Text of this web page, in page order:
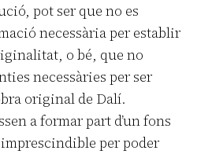
pot ser que no es
necessària per establir
o bé, que no
necessàries per ser
original de Dalí.
a formar part d’un fons
imprescindible per poder